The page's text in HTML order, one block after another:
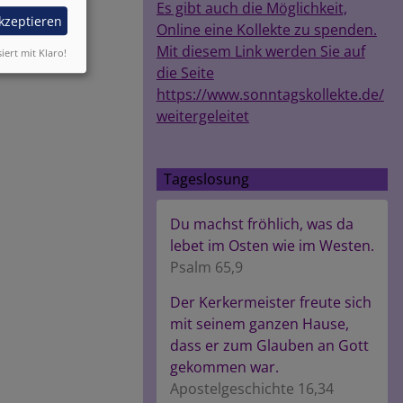
Es gibt auch die Möglichkeit,
Online eine Kollekte zu spenden.
Mit diesem Link werden Sie auf
die Seite
https://www.sonntagskollekte.de/
weitergeleitet
Tageslosung
Du machst fröhlich, was da
lebet im Osten wie im Westen.
Psalm 65,9
Der Kerkermeister freute sich
mit seinem ganzen Hause,
dass er zum Glauben an Gott
gekommen war.
Apostelgeschichte 16,34
mit Klaro!